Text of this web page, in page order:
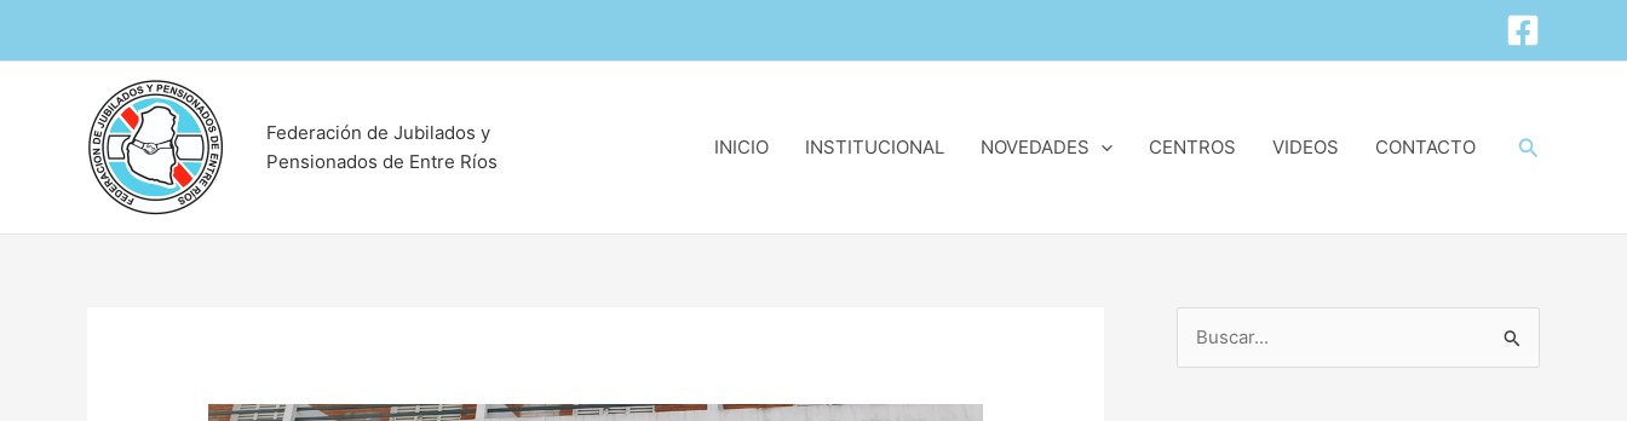
Federación de Jubilados y
Pensionados de Entre Ríos
INICIO INSTITUCIONAL NOVEDADES CENTROS VIDEOS CONTACTO Buscar